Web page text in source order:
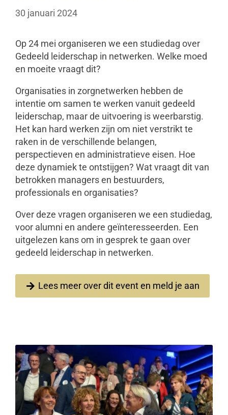
30 januari 2024
Op 24 mei organiseren we een studiedag over
Gedeeld leiderschap in netwerken. Welke moed
en moeite vraagt dit?
Organisaties in zorgnetwerken hebben de
intentie om samen te werken vanuit gedeeld
leiderschap, maar de uitvoering is weerbarstig.
Het kan hard werken zijn om niet verstrikt te
raken in de verschillende belangen,
perspectieven en administratieve eisen. Hoe
deze dynamiek te ontstijgen? Wat vraagt dit van
betrokken managers en bestuurders,
professionals en organisaties?
Over deze vragen organiseren we een studiedag,
voor alumni en andere geïnteresseerden. Een
uitgelezen kans om in gesprek te gaan over
gedeeld leiderschap in netwerken.
Lees meer over dit event en meld je aan